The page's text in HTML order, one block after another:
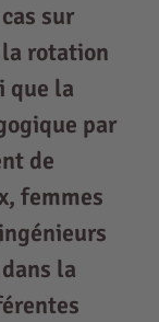
sur
rotation
que la
par
de
femmes
la